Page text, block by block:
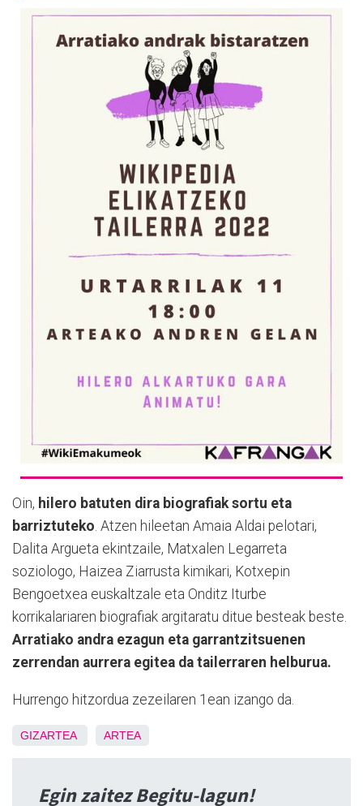
Oin, hilero batuten dira biografiak sortu eta
barriztuteko. Atzen hileetan Amaia Aldai pelotari,
Dalita Argueta ekintzaile, Matxalen Legarreta
soziologo, Haizea Ziarrusta kimikari, Kotxepin
Bengoetxea euskaltzale eta Onditz Iturbe
korrikalariaren biografiak argitaratu ditue besteak beste.
Arratiako andra ezagun eta garrantzitsuenen
zerrendan aurrera egitea da tailerraren helburua.
Hurrengo hitzordua zezeilaren 1ean izango da.
GIZARTEA ARTEA
Egin zaitez Begitu-lagun!